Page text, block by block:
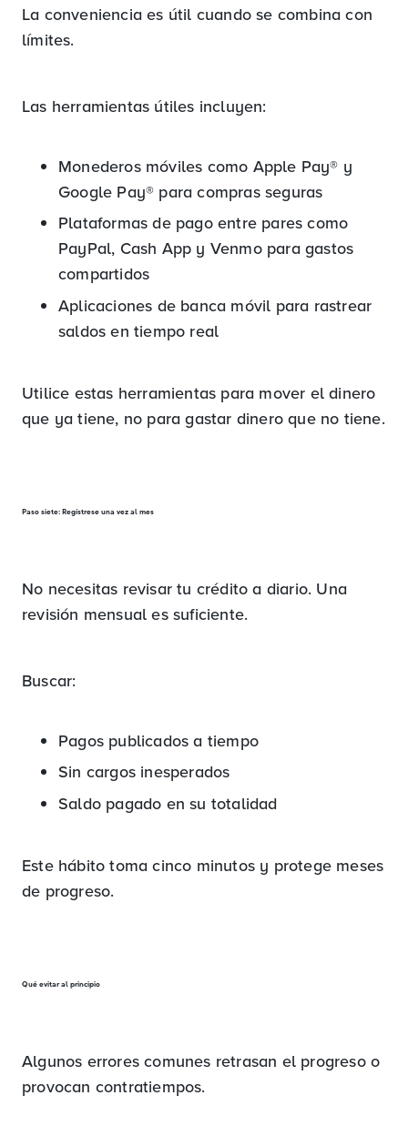
La conveniencia es útil cuando se combina con
límites.
Las herramientas útiles incluyen:
Monederos móviles como Apple Pay® y
Google Pay® para compras seguras
Plataformas de pago entre pares como
PayPal, Cash App y Venmo para gastos
compartidos
Aplicaciones de banca móvil para rastrear
saldos en tiempo real
Utilice estas herramientas para mover el dinero
que ya tiene, no para gastar dinero que no tiene.
Paso siete: Regístrese una vez al mes
No necesitas revisar tu crédito a diario. Una
revisión mensual es suficiente.
Buscar:
Pagos publicados a tiempo
Sin cargos inesperados
Saldo pagado en su totalidad
Este hábito toma cinco minutos y protege meses
de progreso.
Qué evitar al principio
Algunos errores comunes retrasan el progreso o
provocan contratiempos.